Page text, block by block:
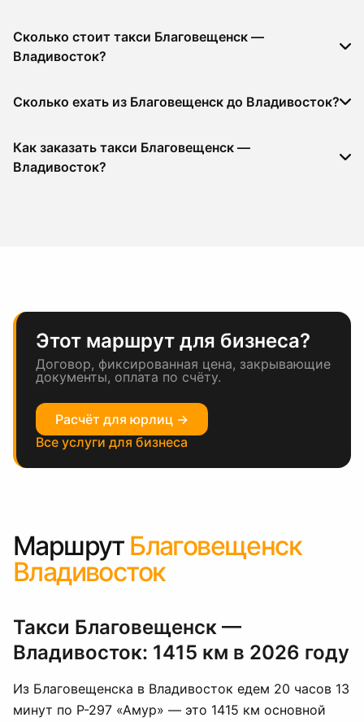
Сколько стоит такси Благовещенск —
Владивосток?
Сколько ехать из Благовещенск до Владивосток?
Как заказать такси Благовещенск —
Владивосток?
Этот маршрут для бизнеса?
Договор, фиксированная цена, закрывающие
документы, оплата по счёту.
Расчёт для юрлиц →
Все услуги для бизнеса
Маршрут Благовещенск
Владивосток
Такси Благовещенск —
Владивосток: 1415 км в 2026 году
Из Благовещенска в Владивосток едем 20 часов 13
минут по Р-297 «Амур» — это 1415 км основной